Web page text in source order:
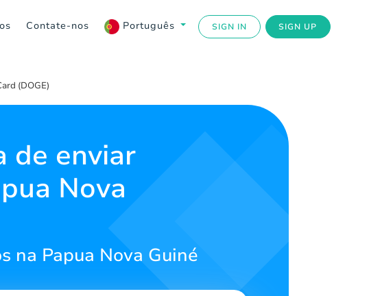
Contate-nos Português SIGN IN SIGN UP
(DOGE)
de enviar
Nova
na Papua Nova Guiné